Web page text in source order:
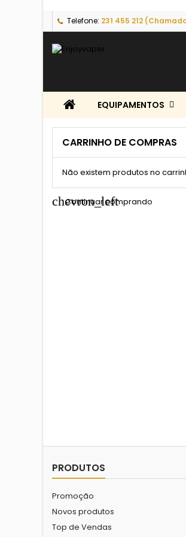
Telefone: 231 455 212
EQUIPAMENTOS
CARRINHO DE COMPRAS
Não existem produtos no
chevron_left
Continuar comprando
PRODUTOS
Promoção
Novos produtos
Top de Vendas